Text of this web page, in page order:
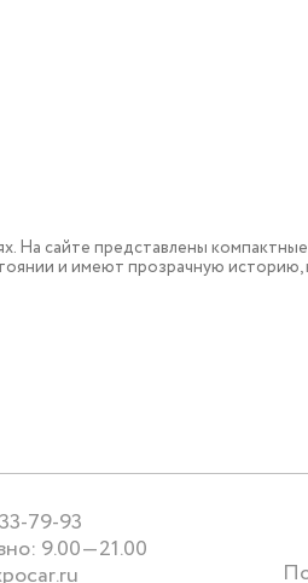
На сайте представлены
и имеют прозрачную
79-93
9.00—21.00